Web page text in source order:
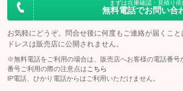
まずは在庫確認・見積り依
無料電話でお問い合
お気軽にどうぞ。問合せ後に何度もご連絡が届くこ
ドレスは販売店に公開されません。
※無料電話をご利用の場合は、販売店へお客様の電話番号
番号ご利用の際の注意点は こちら
IP電話、ひかり電話からはご利用いただけません。